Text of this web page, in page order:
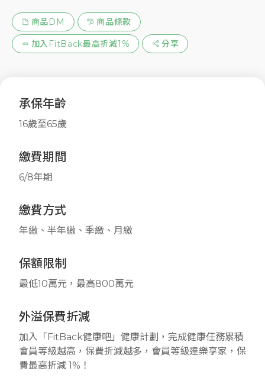
商品DM 商品條款
加入FitBack最高折減1% 分享
承保年齡
16歲至65歲
繳費期間
6/8年期
繳費方式
年繳、半年繳、季繳、月繳
保額限制
最低10萬元，最高800萬元
外溢保費折減
加入「FitBack健康吧」健康計劃，完成健康任務累積
會員等級越高，保費折減越多，會員等級達樂享家，保
費最高折減 1%！